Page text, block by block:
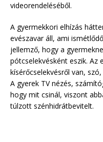
videorendeléséből.
A gyermekkori elhízás
evészavar áll, ami
jellemző, hogy a
pótcselekvésként eszik. Az
kísérőcselekvésről van,
A gyerek TV nézés,
hogy mit csinál, viszont
túlzott szénhidrátbevitelt.